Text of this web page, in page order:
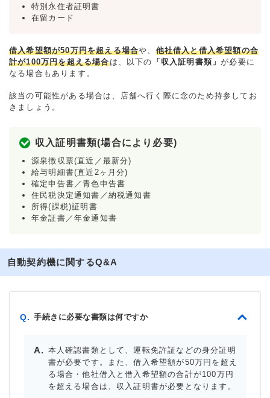
特別永住者証明書
在留カード
借入希望額が50万円を超える場合や、 他社借入と借入希望額の合
計が100万円を超える場合は、以下の 「収入証明書類」が必要に
なる場合もあります。
該当の可能性がある場合は、店舗へ行く際に念のため持参してお
きましょう。
収入証明書類(場合により必要)
源泉徴収票(直近／最新分)
給与明細書(直近2ヶ月分)
確定申告書／青色申告書
住民税決定通知書／納税通知書
所得(課税)証明書
年金証書／年金通知書
自動契約機に関するQ&A
Q. 手続きに必要な書類は何ですか
本人確認書類として、運転免許証などの身分証明
書が必要です。また、借入希望額が50万円を超え
る場合・他社借入と借入希望額の合計が100万円
を超える場合は、収入証明書が必要となります。